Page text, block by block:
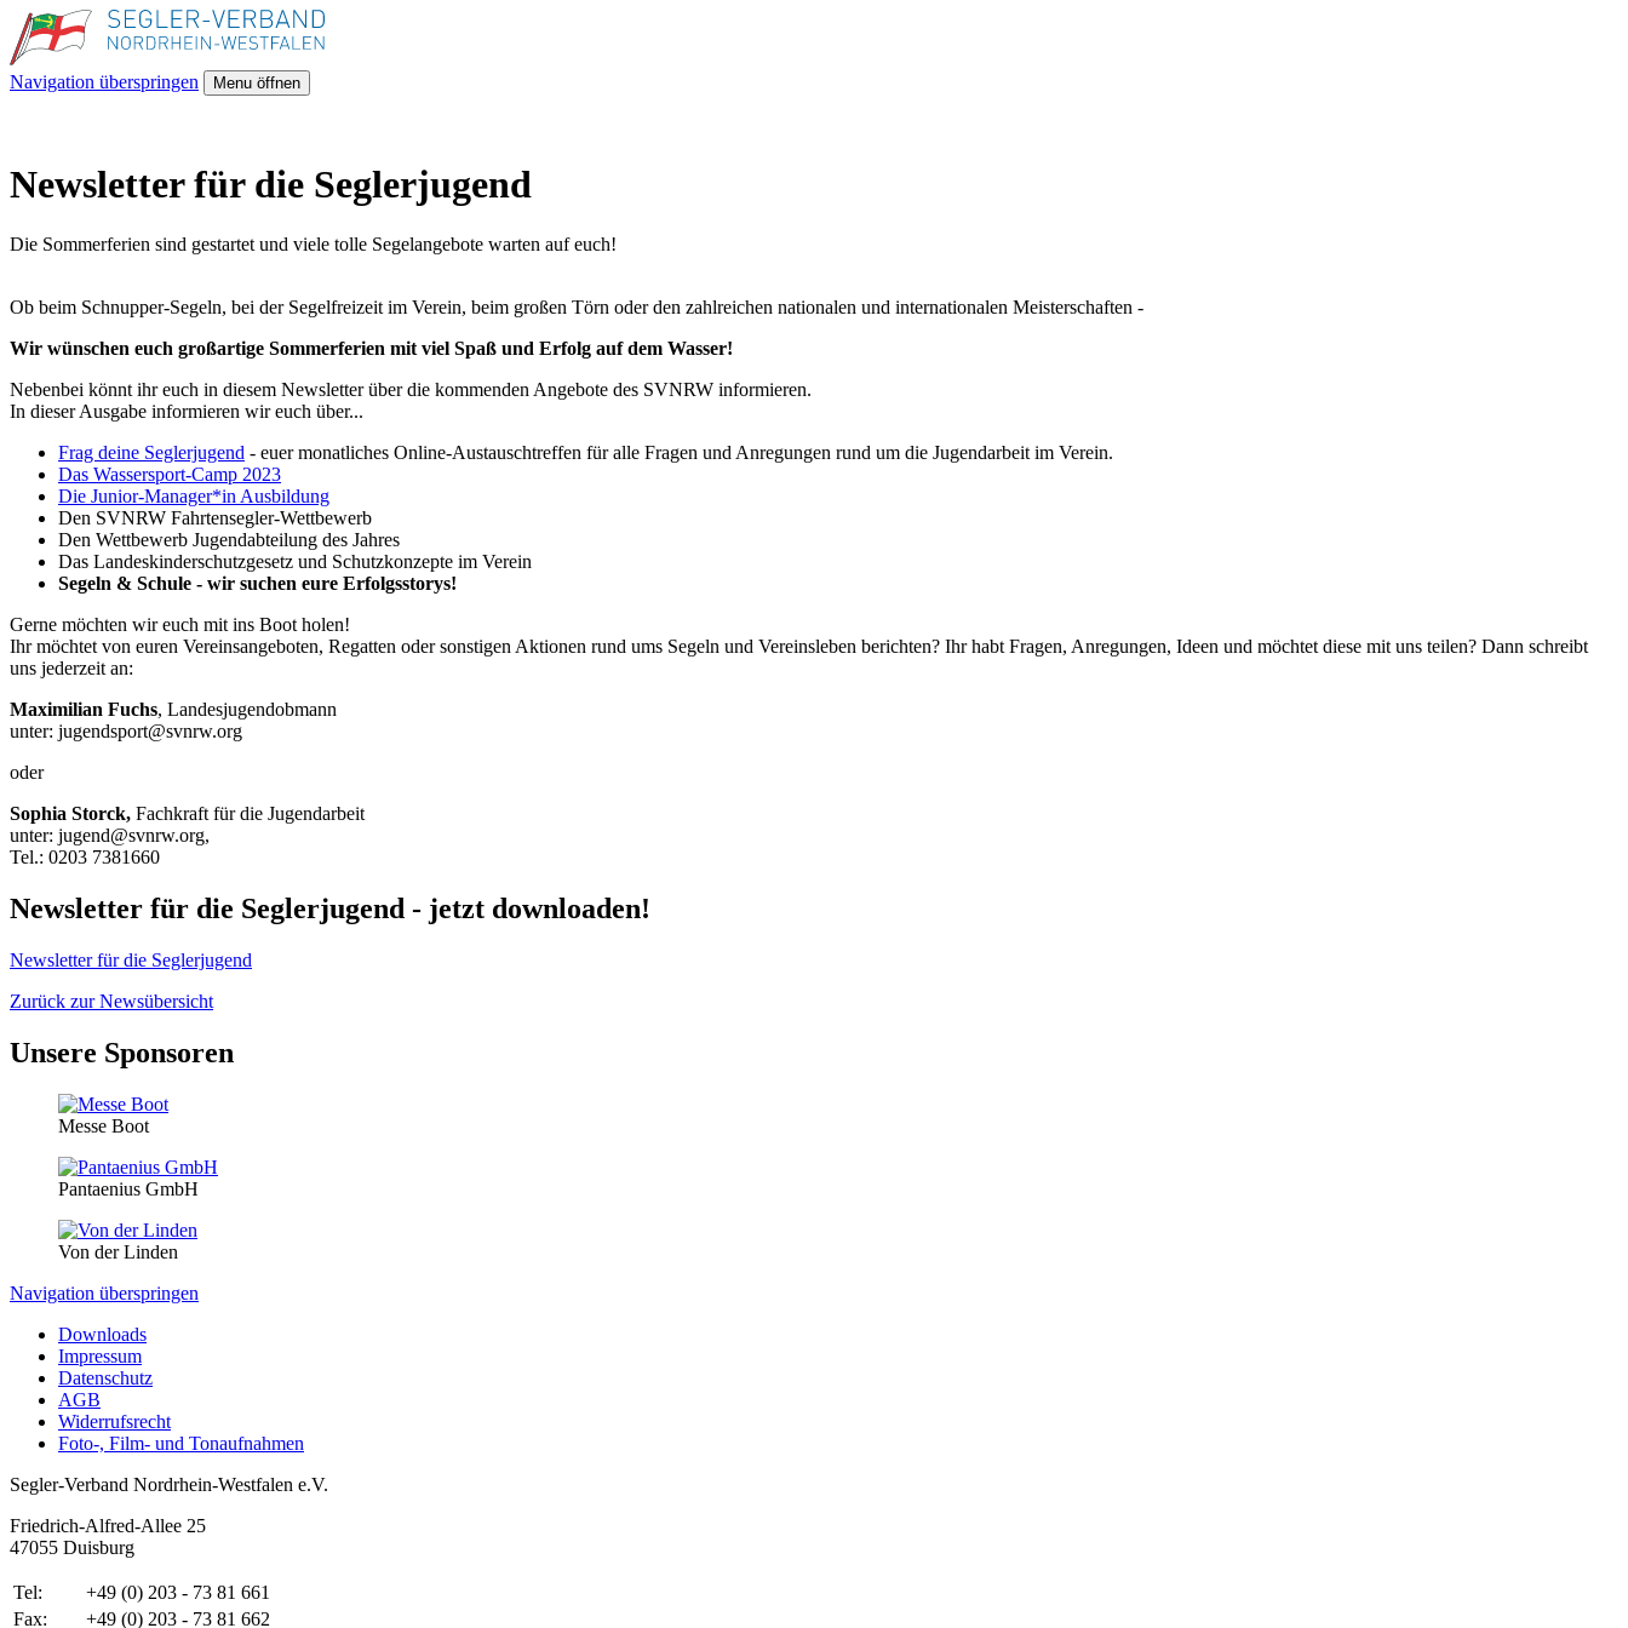
Navigation überspringen Menu öffnen
Newsletter für die Seglerjugend
Die Sommerferien sind gestartet und viele tolle Segelangebote warten auf euch!
Ob beim Schnupper-Segeln, bei der Segelfreizeit im Verein, beim großen Törn oder den zahlreichen nationalen und internationalen Meisterschaften -
Wir wünschen euch großartige Sommerferien mit viel Spaß und Erfolg auf dem Wasser!
Nebenbei könnt ihr euch in diesem Newsletter über die kommenden Angebote des SVNRW informieren.
In dieser Ausgabe informieren wir euch über...
Frag deine Seglerjugend - euer monatliches Online-Austauschtreffen für alle Fragen und Anregungen rund um die Jugendarbeit im Verein.
Das Wassersport-Camp 2023
Die Junior-Manager*in Ausbildung
Den SVNRW Fahrtensegler-Wettbewerb
Den Wettbewerb Jugendabteilung des Jahres
Das Landeskinderschutzgesetz und Schutzkonzepte im Verein
Segeln & Schule - wir suchen eure Erfolgsstorys!
Gerne möchten wir euch mit ins Boot holen!
Ihr möchtet von euren Vereinsangeboten, Regatten oder sonstigen Aktionen rund ums Segeln und Vereinsleben berichten? Ihr habt Fragen, Anregungen, Ideen und möchtet diese mit uns teilen? Dann schreibt
uns jederzeit an:
Maximilian Fuchs, Landesjugendobmann
unter: jugendsport@svnrw.org
oder
Sophia Storck, Fachkraft für die Jugendarbeit
unter: jugend@svnrw.org,
Tel.: 0203 7381660
Newsletter für die Seglerjugend - jetzt downloaden!
Newsletter für die Seglerjugend
Zurück zur Newsübersicht
Unsere Sponsoren
Messe Boot
Pantaenius GmbH
Von der Linden
Navigation überspringen
Downloads
Impressum
Datenschutz
AGB
Widerrufsrecht
Foto-, Film- und Tonaufnahmen
Segler-Verband Nordrhein-Westfalen e.V.
Friedrich-Alfred-Allee 25
47055 Duisburg
Tel:
+49 (0) 203 - 73 81 661
Fax:
+49 (0) 203 - 73 81 662